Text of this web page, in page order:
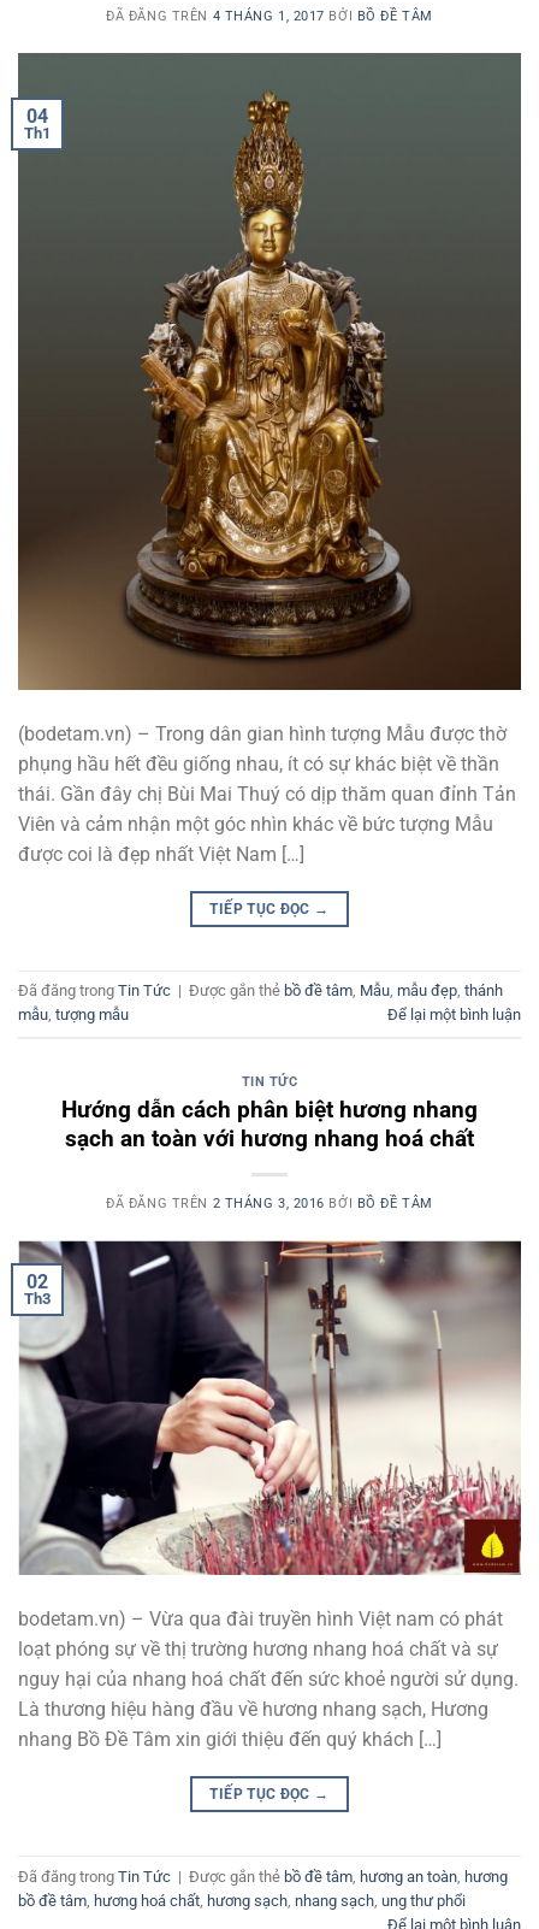
ĐÃ ĐĂNG TRÊN 4 THÁNG 1, 2017 BỞI BỒ ĐỀ TÂM
04
Th1
(bodetam.vn) – Trong dân gian hình tượng Mẫu được thờ
phụng hầu hết đều giống nhau, ít có sự khác biệt về thần
thái. Gần đây chị Bùi Mai Thuý có dịp thăm quan đỉnh Tản
Viên và cảm nhận một góc nhìn khác về bức tượng Mẫu
được coi là đẹp nhất Việt Nam […]
TIẾP TỤC ĐỌC →
Đã đăng trong Tin Tức | Được gắn thẻ bồ đề tâm, Mẫu, mẫu đẹp, thánh
mẫu, tượng mẫu Để lại một bình luận
TIN TỨC
Hướng dẫn cách phân biệt hương nhang
sạch an toàn với hương nhang hoá chất
ĐÃ ĐĂNG TRÊN 2 THÁNG 3, 2016 BỞI BỒ ĐỀ TÂM
02
Th3
bodetam.vn) – Vừa qua đài truyền hình Việt nam có phát
loạt phóng sự về thị trường hương nhang hoá chất và sự
nguy hại của nhang hoá chất đến sức khoẻ người sử dụng.
Là thương hiệu hàng đầu về hương nhang sạch, Hương
nhang Bồ Đề Tâm xin giới thiệu đến quý khách […]
TIẾP TỤC ĐỌC →
Đã đăng trong Tin Tức | Được gắn thẻ bồ đề tâm hương an toàn hương
bồ đề tâm hương hoá chất hương sạch nhang sạch ung thư phổi
Để lại một bình luận